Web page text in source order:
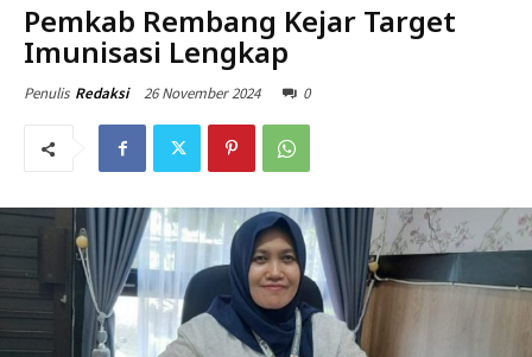
Pemkab Rembang Kejar Target
Imunisasi Lengkap
Penulis Redaksi 26 November 2024 0